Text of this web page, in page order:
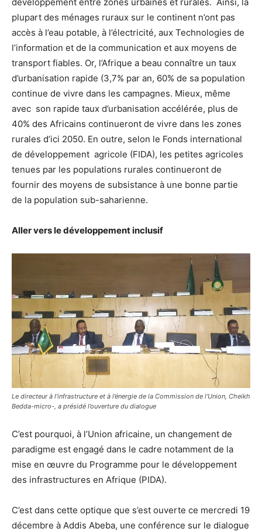
plupart des ménages ruraux sur le continent n’ont pas
accès à l’eau potable, à l’électricité, aux Technologies de
l’information et de la communication et aux moyens de
transport fiables. Or, l’Afrique a beau connaître un taux
d’urbanisation rapide (3,7% par an, 60% de sa population
continue de vivre dans les campagnes. Mieux, même
avec son rapide taux d’urbanisation accélérée, plus de
40% des Africains continueront de vivre dans les zones
rurales d’ici 2050. En outre, selon le Fonds international
de développement agricole (FIDA), les petites agricoles
tenues par les populations rurales continueront de
fournir des moyens de subsistance à une bonne partie
de la population sub-saharienne.
Aller vers le développement inclusif
Le directeur à l’infrastructure et à l’énergie de la Commission de l’Union, Cheikh
Bedda-micro-, a présidé l’ouverture du dialogue
C’est pourquoi, à l’Union africaine, un changement de
paradigme est engagé dans le cadre notamment de la
mise en œuvre du Programme pour le développement
des infrastructures en Afrique (PIDA).
C’est dans cette optique que s’est ouverte ce mercredi 19
décembre à Addis Abeba, une conférence sur le dialogue